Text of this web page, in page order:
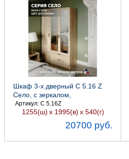
Шкаф 3-х дверный С 5.16 Z
Село, с зеркалом,
1255х1995х540, Боровичи
мебель
Артикул: С 5.16Z
1255(ш) х 1995(в) х 540(г)
20700 руб.